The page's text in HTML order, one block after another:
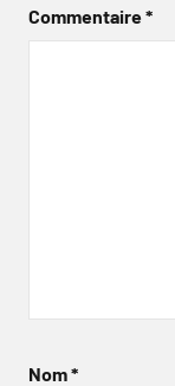
Commentaire*
Nom*